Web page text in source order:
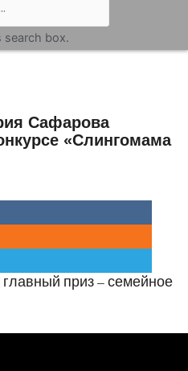
search box.
Сафарова
«Слингомама
приз – семейное